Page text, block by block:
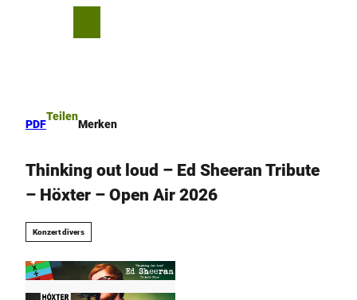
PDF
Teilen
Merken
Thinking out loud – Ed Sheeran Tribute
– Höxter – Open Air 2026
Konzert divers